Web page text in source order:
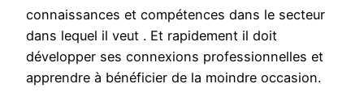
connaissances et compétences dans le secteur
dans lequel il veut . Et rapidement il doit
développer ses connexions professionnelles et
apprendre à bénéficier de la moindre occasion.